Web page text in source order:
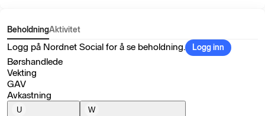
BeholdningAktivitet
Logg på Nordnet Social for å se beholdning. Logg inn
Børshandlede
Vekting
GAV
Avkastning
U
W